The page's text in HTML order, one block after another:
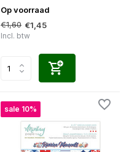
Op voorraad
€1,60 €1,45
Incl. btw
sale 10%